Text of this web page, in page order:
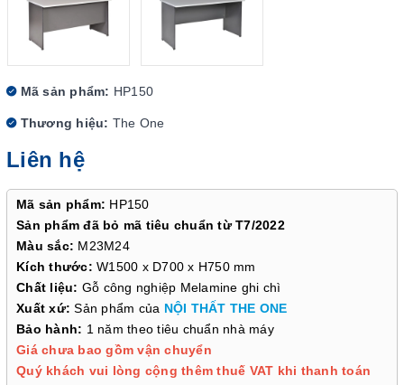
Mã sản phẩm: HP150
Thương hiệu: The One
Liên hệ
Mã sản phẩm: HP150
Sản phẩm đã bỏ mã tiêu chuẩn từ T7/2022
Màu sắc: M23M24
Kích thước: W1500 x D700 x H750 mm
Chất liệu: Gỗ công nghiệp Melamine ghi chì
Xuất xứ: Sản phẩm của NỘI THẤT THE ONE
Bảo hành: 1 năm theo tiêu chuẩn nhà máy
Giá chưa bao gồm vận chuyển
Quý khách vui lòng cộng thêm thuế VAT khi thanh toán